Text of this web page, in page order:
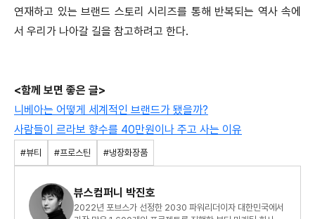
연재하고 있는 브랜드 스토리 시리즈를 통해 반복되는 역사 속에
서 우리가 나아갈 길을 참고하려고 한다.
<함께 보면 좋은 글>
니베아는 어떻게 세계적인 브랜드가 됐을까?
사람들이 르라보 향수를 40만원이나 주고 사는 이유
#뷰티 #프로스틴 #냉장화장품
뷰스컴퍼니 박진호
2022년 포브스가 선정한 2030 파워리더이자 대한민국에서